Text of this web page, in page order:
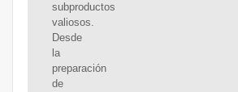
subproductos
valiosos.
Desde
la
preparación
de